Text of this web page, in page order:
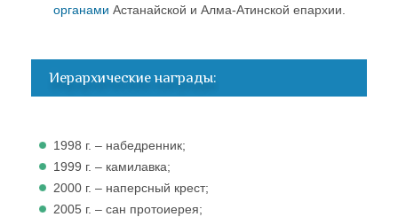
органами Астанайской и Алма-Атинской епархии.
Иерархические награды:
1998 г. – набедренник;
1999 г. – камилавка;
2000 г. – наперсный крест;
2005 г. – сан протоиерея;